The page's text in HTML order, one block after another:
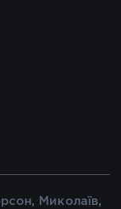
Миколаїв,